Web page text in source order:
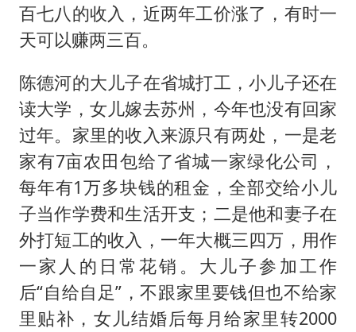
百七八的收入，近两年工价涨了，有时一
天可以赚两三百。
陈德河的大儿子在省城打工，小儿子还在
读大学，女儿嫁去苏州，今年也没有回家
过年。家里的收入来源只有两处，一是老
家有7亩农田包给了省城一家绿化公司，
每年有1万多块钱的租金，全部交给小儿
子当作学费和生活开支；二是他和妻子在
外打短工的收入，一年大概三四万，用作
一家人的日常花销。大儿子参加工作
后“自给自足”，不跟家里要钱但也不给家
里贴补，女儿结婚后每月给家里转2000